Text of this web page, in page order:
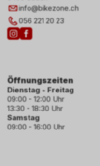
info@bikezone.ch
056 221 20 23
Öffnungszeiten
Dienstag - Freitag
09:00 - 12:00 Uhr
13:30 - 18:30 Uhr
Samstag
09:00 - 16:00 Uhr